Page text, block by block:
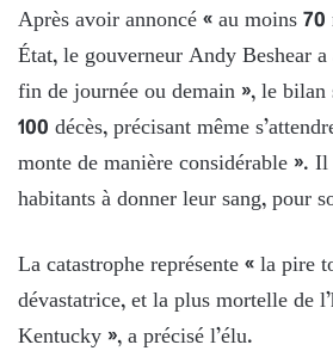
Après avoir annoncé « au moins 70
État, le gouverneur Andy Beshear
fin de journée ou demain », le bilan
100 décès, précisant même
monte de manière considérable ».
habitants à donner leur sang, pour
La catastrophe représente « la pire
dévastatrice, et la plus mortelle de
Kentucky », a précisé l’élu.